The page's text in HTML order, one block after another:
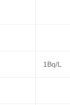
1Bq/L